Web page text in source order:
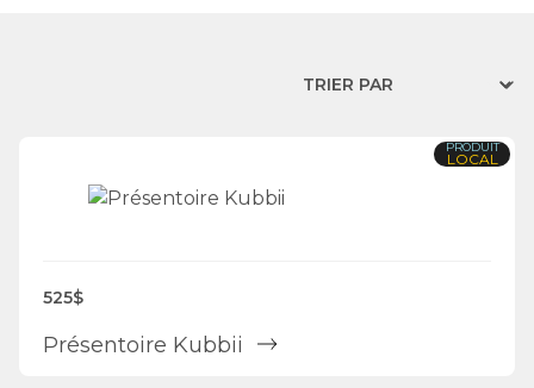
PRODUIT
LOCAL
525$
Présentoire Kubbii